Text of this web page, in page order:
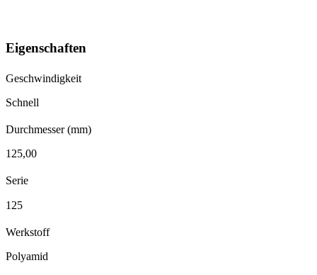
Eigenschaften
Geschwindigkeit
Schnell
Durchmesser (mm)
125,00
Serie
125
Werkstoff
Polyamid